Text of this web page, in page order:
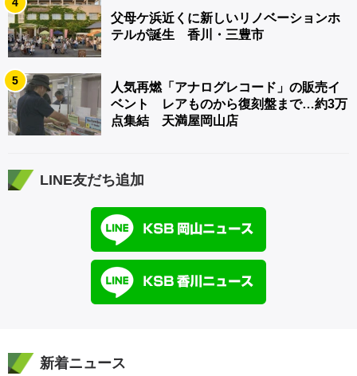
父母ケ浜近くに新しいリノベーションホ
テルが誕生 香川・三豊市
5
人気再燃「アナログレコード」の販売イ
ベント レアものから復刻盤まで…約3万
点集結 天満屋岡山店
LINE友だち追加
新着ニュース